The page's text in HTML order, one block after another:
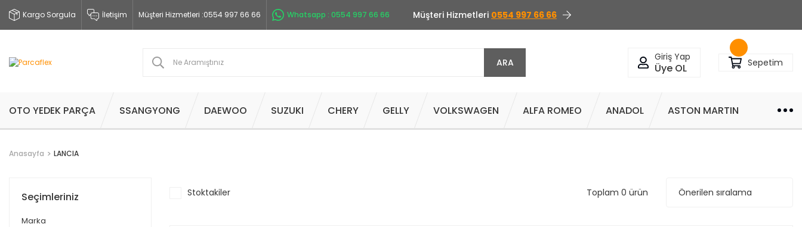
Kargo Sorgula İletişim Müşteri Hizmetleri :0554 997 66 66 Whatsapp : 0554 997 66 66 Müşteri Hizmetleri 0554 997 66 66
ARA Giriş Yap
Üye OL Sepetim
OTO YEDEK PARÇA SSANGYONG DAEWOO SUZUKI CHERY GELLY VOLKSWAGEN ALFA ROMEO ANADOL ASTON MARTIN
Anasayfa LANCIA
Seçimleriniz
Marka
Stoktakiler Toplam 0 ürün